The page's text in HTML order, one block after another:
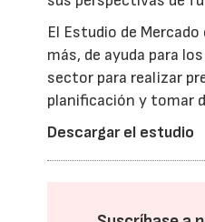
El Estudio de
más, de ayuda para
sector para realizar
planificación y tomar
Descargar el estudio